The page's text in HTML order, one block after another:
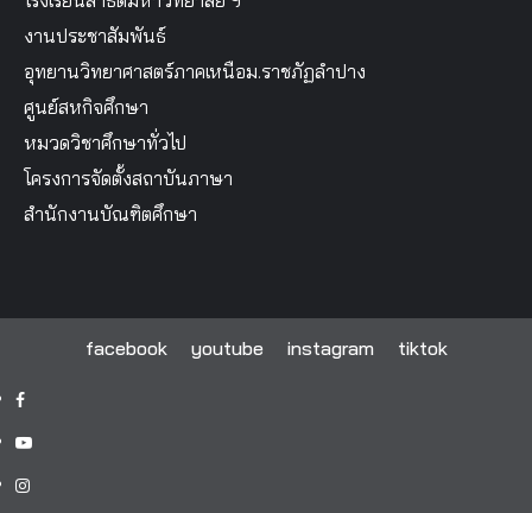
งานประชาสัมพันธ์
อุทยานวิทยาศาสตร์ภาคเหนือม.ราชภัฏลำปาง
ศูนย์สหกิจศึกษา
หมวดวิชาศึกษาทั่วไป
โครงการจัดตั้งสถาบันภาษา
สำนักงานบัณฑิตศึกษา
facebook youtube instagram tiktok
facebook
youtube
instagram